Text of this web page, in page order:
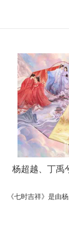
《七时吉祥》是由